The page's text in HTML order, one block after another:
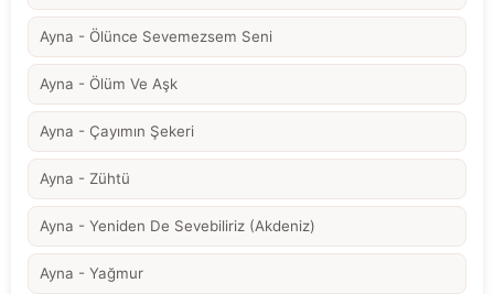
Ayna - Ölünce Sevemezsem Seni
Ayna - Ölüm Ve Aşk
Ayna - Çayımın Şekeri
Ayna - Zühtü
Ayna - Yeniden De Sevebiliriz (Akdeniz)
Ayna - Yağmur